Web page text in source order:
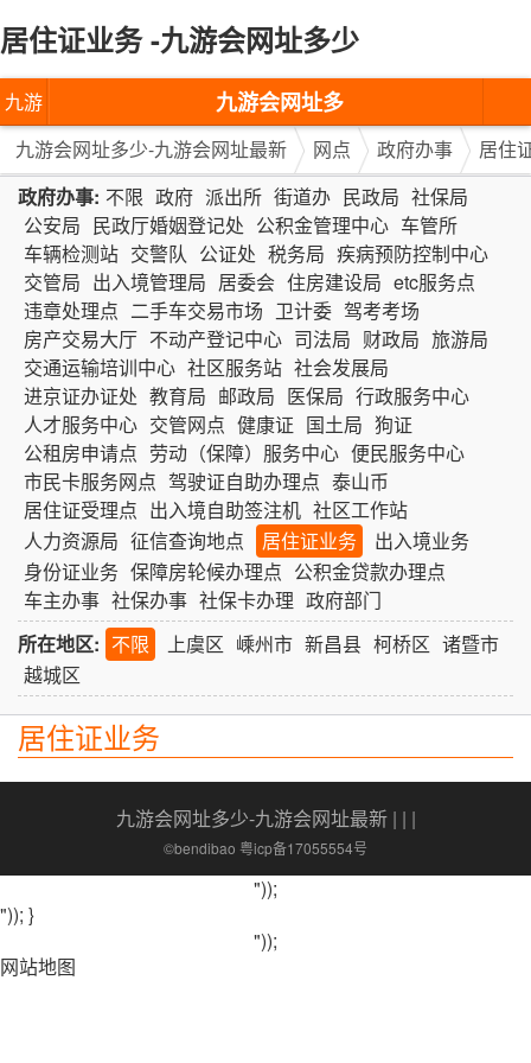
居住证业务 -九游会网址多少
九游
会网
址多
少-九
游会
网址
最新
九游会网址多
少-九游会网址
最新
九游会网址多少-九游会网址最新 网点 政府办事
居住
政府办事: 不限 政府 派出所 街道办 民政局 社保局
公安局 民政厅婚姻登记处 公积金管理中心 车管所
车辆检测站 交警队 公证处 税务局 疾病预防控制中心
交管局 出入境管理局 居委会 住房建设局 etc服务点
违章处理点 二手车交易市场 卫计委 驾考考场
房产交易大厅 不动产登记中心 司法局 财政局 旅游局
交通运输培训中心 社区服务站 社会发展局
进京证办证处 教育局 邮政局 医保局 行政服务中心
人才服务中心 交管网点 健康证 国土局 狗证
公租房申请点 劳动（保障）服务中心 便民服务中心
市民卡服务网点 驾驶证自助办理点 泰山币
居住证受理点 出入境自助签注机 社区工作站
人力资源局 征信查询地点 居住证业务
出入境业务
身份证业务 保障房轮候办理点 公积金贷款办理点
车主办事 社保办事 社保卡办理 政府部门
所在地区: 不限 上虞区 嵊州市 新昌县 柯桥区 诸暨市
越城区
居住证业务
九游会网址多少-九游会网址最新| | |
©bendibao 粤icp备17055554号
"));
")); }
"));
网站地图